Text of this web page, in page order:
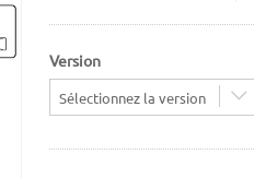
Version
Sélectionnez la version